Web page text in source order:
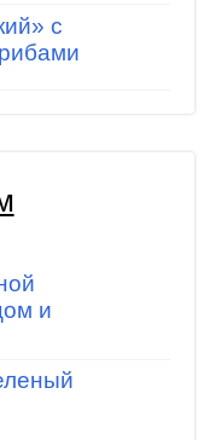
с
и